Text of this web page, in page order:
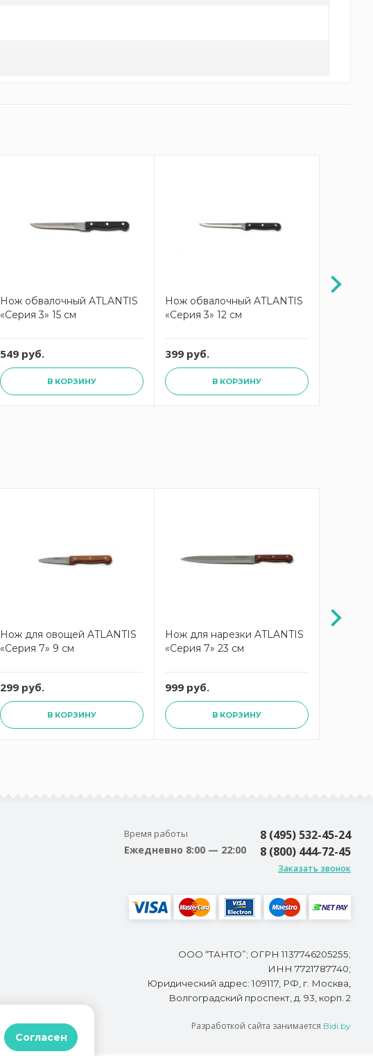
Нож обвалочный ATLANTIS
«Серия 3» 15 см
549 руб.
В КОРЗИНУ
Нож обвалочный ATLANTIS
«Серия 3» 12 см
399 руб.
В КОРЗИНУ
Нож для овощей ATLANTIS
«Серия 7» 9 см
299 руб.
В КОРЗИНУ
Нож для нарезки ATLANTIS
«Серия 7» 23 см
999 руб.
В КОРЗИНУ
Время работы
Ежедневно 8:00 — 22:00
8 (495) 532-45-24
8 (800) 444-72-45
Заказать звонок
ООО “ТАНТО”; ОГРН 1137746205255;
ИНН 7721787740;
Юридический адрес: 109117, РФ, г. Москва,
Волгоградский проспект, д. 93, корп. 2
Разработкой сайта занимается Bidi.by
Согласен